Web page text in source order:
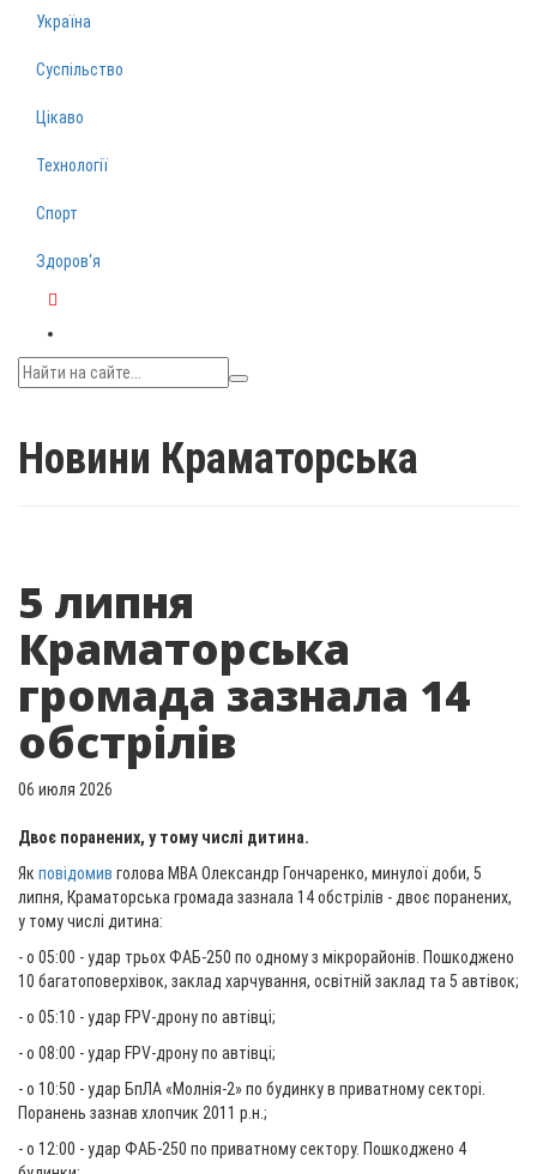
Україна
Суспільство
Цікаво
Технології
Спорт
Здоров‘я
Новини Краматорська
5 липня
Краматорська
громада зазнала 14
обстрілів
06 июля 2026
Двоє поранених, у тому числі дитина.
Як повідомив голова МВА Олександр Гончаренко, минулої доби, 5
липня, Краматорська громада зазнала 14 обстрілів - двоє поранених,
у тому числі дитина:
- о 05:00 - удар трьох ФАБ-250 по одному з мікрорайонів. Пошкоджено
10 багатоповерхівок, заклад харчування, освітній заклад та 5 автівок;
- о 05:10 - удар FPV-дрону по автівці;
- о 08:00 - удар FPV-дрону по автівці;
- о 10:50 - удар БпЛА «Молнія-2» по будинку в приватному секторі.
Поранень зазнав хлопчик 2011 р.н.;
- о 12:00 - удар ФАБ-250 по приватному сектору. Пошкоджено 4